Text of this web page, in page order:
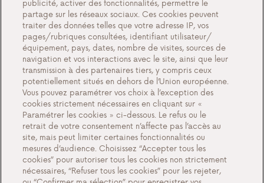
Témoignages
Actions
Événements
Nous contacter
Paramètres des cookies
Documents importants et conditions générales
Politique de confidentialité et cookies
publicité, activer des fonctionnalités, permettre le
partage sur les réseaux sociaux. Ces cookies peuvent
traiter des données telles que votre adresse IP, vos
pages/rubriques consultées, identifiant utilisateur/
équipement, pays, dates, nombre de visites, sources de
navigation et vos interactions avec le site, ainsi que leur
transmission à des partenaires tiers, y compris ceux
potentiellement situés en dehors de l’Union européenne.
Vous pouvez paramétrer vos choix à l’exception des
cookies strictement nécessaires en cliquant sur «
Paramétrer les cookies » ci-dessous. Le refus ou le
retrait de votre consentement n’affecte pas l’accès au
site, mais peut limiter certaines fonctionnalités ou
mesures d’audience. Choisissez “Accepter tous les
cookies” pour autoriser tous les cookies non strictement
nécessaires, “Refuser tous les cookies” pour les rejeter,